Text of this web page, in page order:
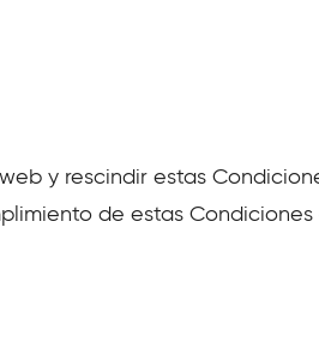
y rescindir estas
de estas Condiciones